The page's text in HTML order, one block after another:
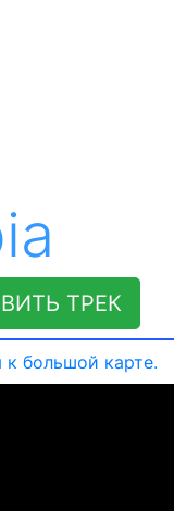
ТРЕК
к большой карте.